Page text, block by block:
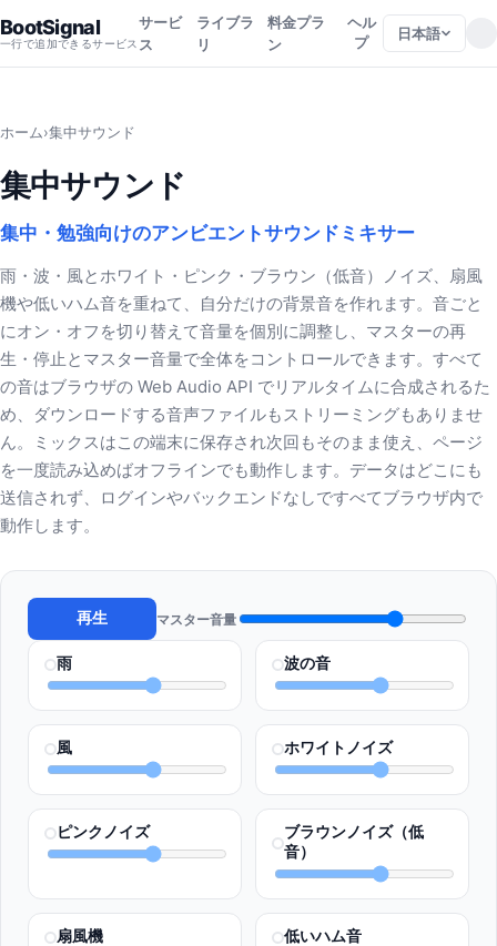
BootSignal
一行で追加できるサービス
サービ
ス
ライブラ
リ
料金プラ
ン
ヘル
プ
日本語
ホーム›集中サウンド
集中サウンド
集中・勉強向けのアンビエントサウンドミキサー
雨・波・風とホワイト・ピンク・ブラウン（低音）ノイズ、扇風
機や低いハム音を重ねて、自分だけの背景音を作れます。音ごと
にオン・オフを切り替えて音量を個別に調整し、マスターの再
生・停止とマスター音量で全体をコントロールできます。すべて
の音はブラウザの Web Audio API でリアルタイムに合成されるた
め、ダウンロードする音声ファイルもストリーミングもありませ
ん。ミックスはこの端末に保存され次回もそのまま使え、ページ
を一度読み込めばオフラインでも動作します。データはどこにも
送信されず、ログインやバックエンドなしですべてブラウザ内で
動作します。
再生 マスター音量
雨 波の音
風 ホワイトノイズ
ピンクノイズ
ブラウンノイズ（低
音）
扇風機 低いハム音